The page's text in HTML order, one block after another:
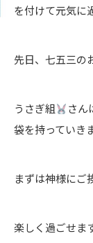
を付けて元気に
先日、七五三の
うさぎ組
さん
袋を持っていき
まずは神様にご
楽しく過ごせま